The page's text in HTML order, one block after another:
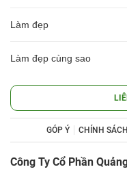
Làm đẹp
Làm đẹp cùng sao
GÓP Ý CHÍNH
Công Ty Cổ Phần